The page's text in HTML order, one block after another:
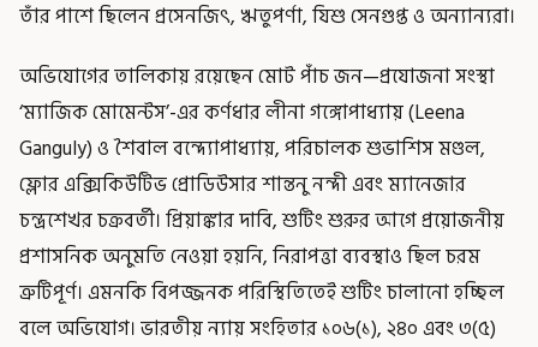
তাঁর পাশে ছিলেন প্রসেনজিৎ, ঋতুপর্ণা, যিশু সেনগুপ্ত ও অন্যান্যরা।
অভিযোগের তালিকায় রয়েছেন মোট পাঁচ জন—প্রযোজনা সংস্থা
‘ম্যাজিক মোমেন্টস’-এর কর্ণধার লীনা গঙ্গোপাধ্যায় (Leena
Ganguly) ও শৈবাল বন্দ্যোপাধ্যায়, পরিচালক শুভাশিস মণ্ডল,
ফ্লোর এক্সিকিউটিভ প্রোডিউসার শান্তনু নন্দী এবং ম্যানেজার
চন্দ্রশেখর চক্রবর্তী। প্রিয়াঙ্কার দাবি, শুটিং শুরুর আগে প্রয়োজনীয়
প্রশাসনিক অনুমতি নেওয়া হয়নি, নিরাপত্তা ব্যবস্থাও ছিল চরম
ত্রুটিপূর্ণ। এমনকি বিপজ্জনক পরিস্থিতিতেই শুটিং চালানো হচ্ছিল
বলে অভিযোগ। ভারতীয় ন্যায় সংহিতার ১০৬(১), ২৪০ এবং ৩(৫)